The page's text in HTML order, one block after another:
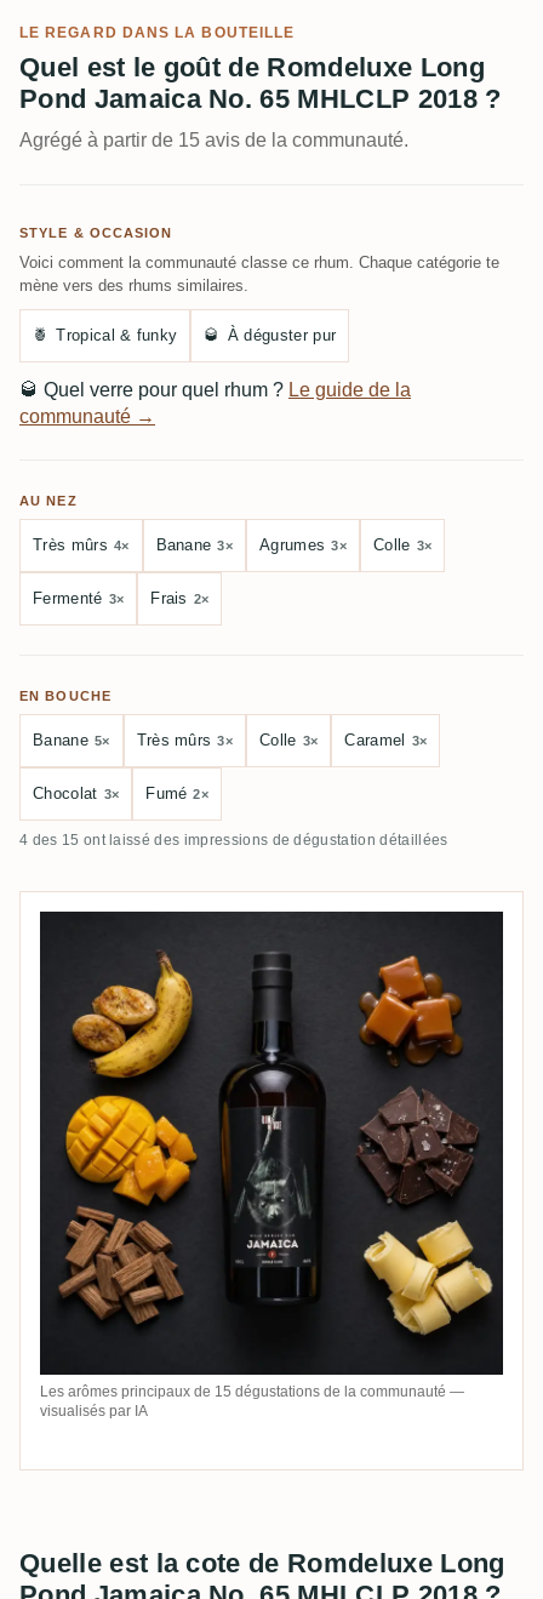
LE REGARD DANS LA BOUTEILLE
Quel est le goût de Romdeluxe Long
Pond Jamaica No. 65 MHLCLP 2018 ?
Agrégé à partir de 15 avis de la communauté.
STYLE & OCCASION
Voici comment la communauté classe ce rhum. Chaque catégorie te
mène vers des rhums similaires.
🍍 Tropical & funky 🥃 À déguster pur
🥃 Quel verre pour quel rhum ? Le guide de la
communauté →
AU NEZ
Très mûrs 4× Banane 3× Agrumes 3× Colle 3×
Fermenté 3× Frais 2×
EN BOUCHE
Banane 5× Très mûrs 3× Colle 3× Caramel 3×
Chocolat 3× Fumé 2×
4 des 15 ont laissé des impressions de dégustation détaillées
Les arômes principaux de 15 dégustations de la communauté —
visualisés par IA
Quelle est la cote de Romdeluxe Long